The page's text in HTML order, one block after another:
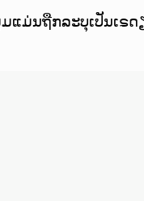
ແມ່ນຖືກລະບຸເປັນເຣດ